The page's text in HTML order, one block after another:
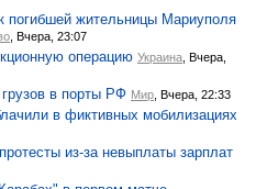
погибшей жительницы Мариуполя
, Вчера, 23:07
операцию Украина , Вчера,
в порты РФ Мир , Вчера, 22:33
в фиктивных мобилизациях
из-за невыплаты зарплат